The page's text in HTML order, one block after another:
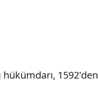
1592'den